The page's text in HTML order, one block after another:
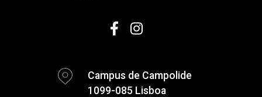
Campus de Campolide
1099-085 Lisboa